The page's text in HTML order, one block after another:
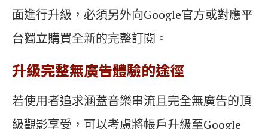
面進行升級，必須另外向Google官方或對應平
台獨立購買全新的完整訂閱。
升級完整無廣告體驗的途徑
若使用者追求涵蓋音樂串流且完全無廣告的頂
級觀影享受，可以考慮將帳戶升級至Google